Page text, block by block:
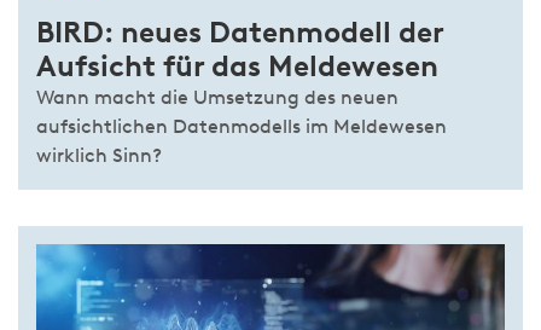
BIRD: neues Datenmodell der
Aufsicht für das Meldewesen
Wann macht die Umsetzung des neuen
aufsichtlichen Datenmodells im Meldewesen
wirklich Sinn?